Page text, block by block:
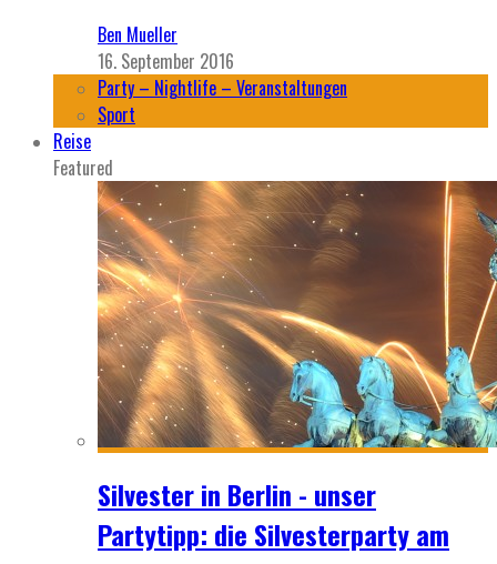
Ben Mueller
16. September 2016
Party – Nightlife – Veranstaltungen
Sport
Reise
Featured
Silvester in Berlin - unser
Partytipp: die Silvesterparty am